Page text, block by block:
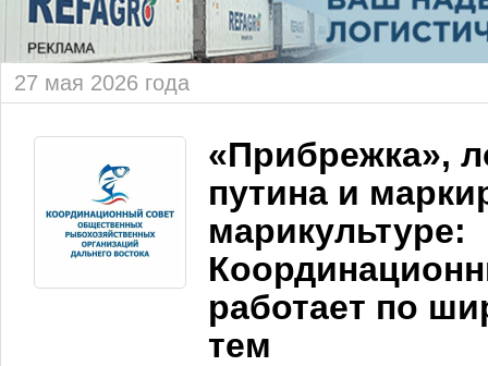
27 мая 2026 года
«Прибрежка»,
путина и
марикультуре:
работает по
тем